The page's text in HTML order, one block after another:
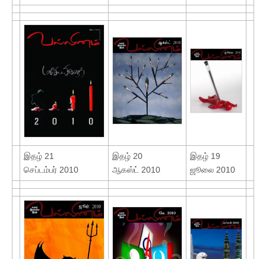
இதழ் 21
செப்டம்பர் 2010
இதழ் 20
ஆகஸ்ட் 2010
இதழ் 19
ஜூலை 2010